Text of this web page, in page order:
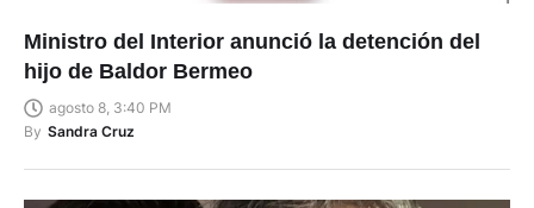
Ministro del Interior anunció la detención del
hijo de Baldor Bermeo
agosto 8, 3:40 PM
By Sandra Cruz